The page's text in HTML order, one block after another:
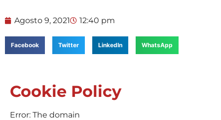
Agosto 9, 2021 12:40 pm
Facebook Twitter LinkedIn WhatsApp
Cookie Policy
Error: The domain